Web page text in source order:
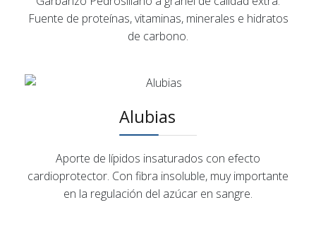
Fuente de proteínas, vitaminas, minerales e hidratos
de carbono.
Alubias
Aporte de lípidos insaturados con efecto
cardioprotector. Con fibra insoluble, muy importante
en la regulación del azúcar en sangre.